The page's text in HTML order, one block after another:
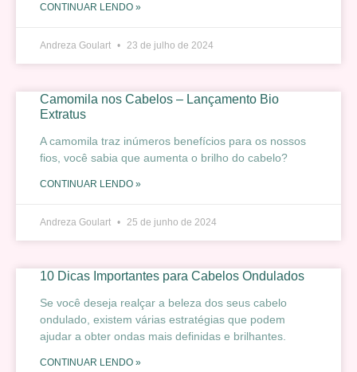
CONTINUAR LENDO »
Andreza Goulart 23 de julho de 2024
Camomila nos Cabelos – Lançamento Bio
Extratus
A camomila traz inúmeros benefícios para os nossos
fios, você sabia que aumenta o brilho do cabelo?
CONTINUAR LENDO »
Andreza Goulart 25 de junho de 2024
10 Dicas Importantes para Cabelos Ondulados
Se você deseja realçar a beleza dos seus cabelo
ondulado, existem várias estratégias que podem
ajudar a obter ondas mais definidas e brilhantes.
CONTINUAR LENDO »